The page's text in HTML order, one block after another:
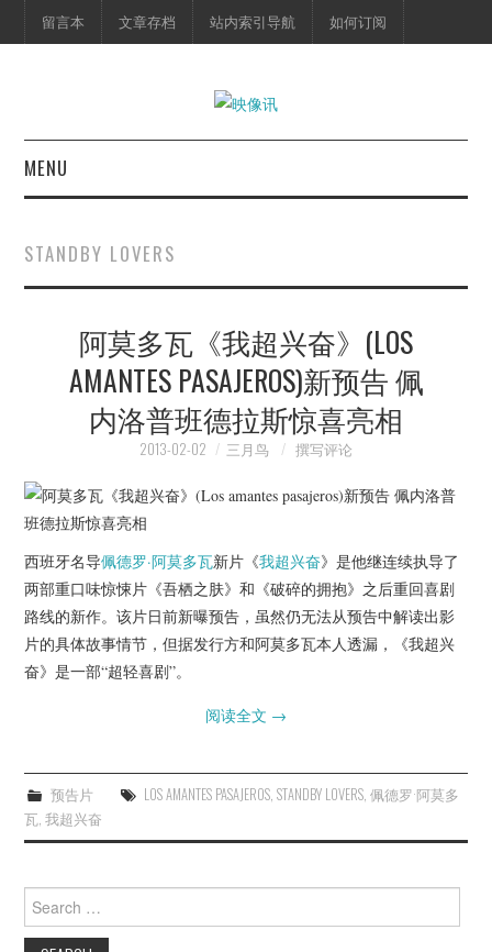
留言本 文章存档 站内索引导航 如何订阅
MENU
映像快讯
预告片
海报剧照
杂七杂八
美剧英剧
电影档期
推荐电影
STANDBY LOVERS
阿莫多瓦《我超兴奋》(LOS
AMANTES PASAJEROS)新预告 佩
内洛普班德拉斯惊喜亮相
2013-02-02 三月鸟 撰写评论
西班牙名导佩德罗·阿莫多瓦新片《我超兴奋》是他继连续执导了
两部重口味惊悚片《吾栖之肤》和《破碎的拥抱》之后重回喜剧
路线的新作。该片日前新曝预告，虽然仍无法从预告中解读出影
片的具体故事情节，但据发行方和阿莫多瓦本人透漏，《我超兴
奋》是一部“超轻喜剧”。
阅读全文 →
预告片 LOS AMANTES PASAJEROS, STANDBY LOVERS, 佩德罗·阿莫多
瓦,我超兴奋
Search
for: